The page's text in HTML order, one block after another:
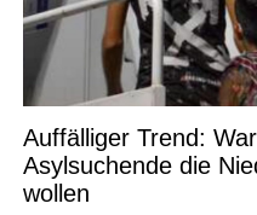
Auffälliger Trend:
Asylsuchende die
wollen